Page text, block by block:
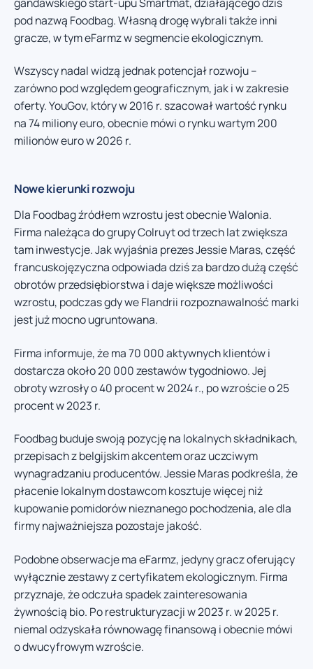
pod nazwą Foodbag. Własną drogę wybrali także inni
gracze, w tym eFarmz w segmencie ekologicznym.
Wszyscy nadal widzą jednak potencjał rozwoju –
zarówno pod względem geograficznym, jak i w zakresie
oferty. YouGov, który w 2016 r. szacował wartość rynku
na 74 miliony euro, obecnie mówi o rynku wartym 200
milionów euro w 2026 r.
Nowe kierunki rozwoju
Dla Foodbag źródłem wzrostu jest obecnie Walonia.
Firma należąca do grupy Colruyt od trzech lat zwiększa
tam inwestycje. Jak wyjaśnia prezes Jessie Maras, część
francuskojęzyczna odpowiada dziś za bardzo dużą część
obrotów przedsiębiorstwa i daje większe możliwości
wzrostu, podczas gdy we Flandrii rozpoznawalność marki
jest już mocno ugruntowana.
Firma informuje, że ma 70 000 aktywnych klientów i
dostarcza około 20 000 zestawów tygodniowo. Jej
obroty wzrosły o 40 procent w 2024 r., po wzroście o 25
procent w 2023 r.
Foodbag buduje swoją pozycję na lokalnych składnikach,
przepisach z belgijskim akcentem oraz uczciwym
wynagradzaniu producentów. Jessie Maras podkreśla, że
płacenie lokalnym dostawcom kosztuje więcej niż
kupowanie pomidorów nieznanego pochodzenia, ale dla
firmy najważniejsza pozostaje jakość.
Podobne obserwacje ma eFarmz, jedyny gracz oferujący
wyłącznie zestawy z certyfikatem ekologicznym. Firma
przyznaje, że odczuła spadek zainteresowania
żywnością bio. Po restrukturyzacji w 2023 r. w 2025 r.
niemal odzyskała równowagę finansową i obecnie mówi
o dwucyfrowym wzroście.